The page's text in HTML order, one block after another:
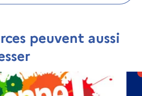
peuvent aussi